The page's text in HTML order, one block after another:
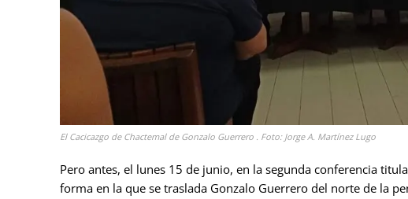
El Cacicazgo de Chactemal de Gonzalo Guerrero . Foto: Jorge A. Martínez Lugo
Pero antes, el lunes 15 de junio, en la segunda conferencia
forma en la que se traslada Gonzalo Guerrero del norte de la